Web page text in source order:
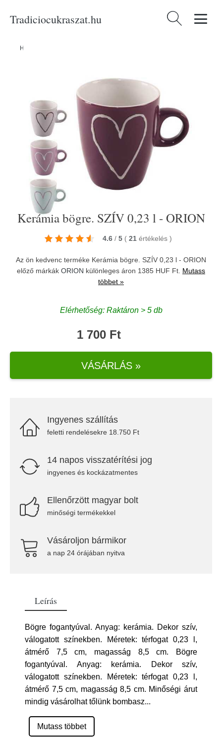
Tradiciocukraszat.hu Keresés:
Home
Kerámia bögre. SZÍV 0,23 l - ORION
4.6 / 5 ( 21 értékelés )
Az ön kedvenc terméke Kerámia bögre. SZÍV 0,23 l - ORION
előző márkák ORION különleges áron 1385 HUF Ft. Mutass
többet »
Elérhetőség: Raktáron > 5 db
1 700 Ft
VÁSÁRLÁS »
Ingyenes szállítás
feletti rendelésekre 18.750 Ft
14 napos visszatérítési jog
ingyenes és kockázatmentes
Ellenőrzött magyar bolt
minőségi termékekkel
Vásároljon bármikor
a nap 24 órájában nyitva
Leírás
Bögre fogantyúval. Anyag: kerámia. Dekor szív,
válogatott színekben. Méretek: térfogat 0,23 l,
átmérő 7,5 cm, magasság 8,5 cm. Bögre
fogantyúval. Anyag: kerámia. Dekor szív,
válogatott színekben. Méretek: térfogat 0,23 l,
átmérő 7,5 cm, magasság 8,5 cm. Minőségi árut
mindig vásárolhat tőlünk bombasz...
Mutass többet